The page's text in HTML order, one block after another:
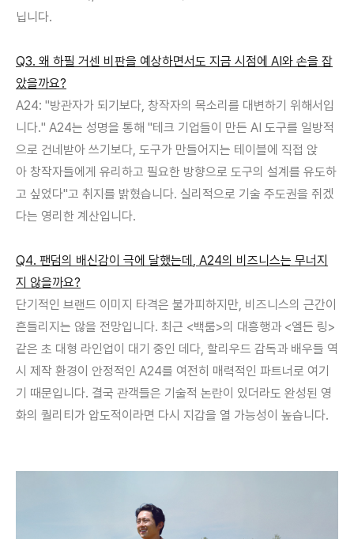
닙니다.
Q3. 왜 하필 거센 비판을 예상하면서도 지금 시점에 AI와 손을 잡
았을까요?
A24: "방관자가 되기보다, 창작자의 목소리를 대변하기 위해서입
니다." A24는 성명을 통해 "테크 기업들이 만든 AI 도구를 일방적
으로 건네받아 쓰기보다, 도구가 만들어지는 테이블에 직접 앉
아 창작자들에게 유리하고 필요한 방향으로 도구의 설계를 유도하
고 싶었다"고 취지를 밝혔습니다. 실리적으로 기술 주도권을 쥐겠
다는 영리한 계산입니다.
Q4. 팬덤의 배신감이 극에 달했는데 , A24의 비즈니스는 무너지
지 않을까요?
단기적인 브랜드 이미지 타격은 불가피하지만, 비즈니스의 근간이
흔들리지는 않을 전망입니다. 최근 <백룸>의 대흥행과 <엘든 링>
같은 초 대형 라인업이 대기 중인 데다, 할리우드 감독과 배우들 역
시 제작 환경이 안정적인 A24를 여전히 매력적인 파트너로 여기
기 때문입니다. 결국 관객들은 기술적 논란이 있더라도 완성된 영
화의 퀄리티가 압도적이라면 다시 지갑을 열 가능성이 높습니다.